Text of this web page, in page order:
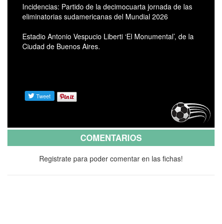
Incidencias: Partido de la decimocuarta jornada de las
eliminatorias sudamericanas del Mundial 2026
Estadio Antonio Vespucio Liberti ‘El Monumental’, de la
Ciudad de Buenos Aires.
COMENTARIOS
Registrate para poder comentar en las fichas!